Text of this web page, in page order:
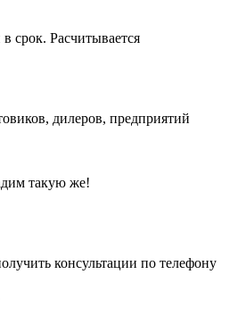
срок. Расчитывается
дилеров, предприятий
такую же!
консультации по телефону